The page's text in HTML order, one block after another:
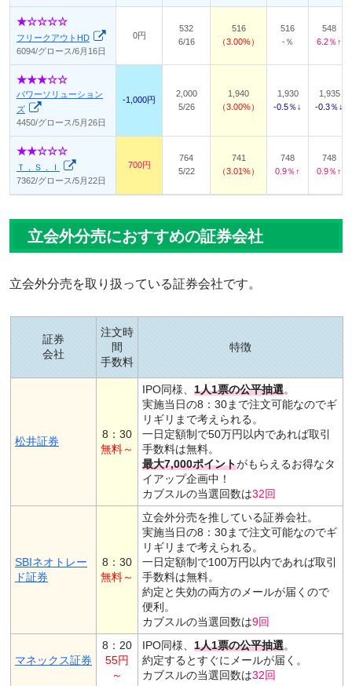
フリークアウトHD
6094/グロース/6月16日
0円
532
6/16
516
3.00%
516
-％
548
6.2％↑
パワーソリューション
ズ
4450/グロース/5月26日
-1,000円
2,000
5/26
1,940
3.00%
1,930
-0.5％↓
1,935
-0.3％↓
Ｔ．Ｓ．Ｉ
7362/グロース/5月22日
700円
764
5/22
741
3.01%
748
0.9％↑
748
0.9％↑
立会外分売におすすめの証券会社
立会外分売を取り扱っている証券会社です。
証券
会社
注文時
間
手数料
特徴
松井証券
8：30
無料～
IPO同様、 1人1票の公平抽選。
実施当日の8：30まで注文可能なのでギ
リギリまで考えられる。
一日定額制で50万円以内であれば取引
手数料は無料。
最大7,000ポイントがもらえるお得なタ
イアップ企画中！
カブスルの当選回数は32回
SBIネオトレー
ド証券
8：30
無料～
立会外分売を推している証券会社。
実施当日の8：30まで注文可能なのでギ
リギリまで考えられる。
一日定額制で100万円以内であれば取引
手数料は無料。
約定と失効の両方のメールが届くので
便利。
カブスルの当選回数は9回
マネックス証券
8：20
55円
～
IPO同様、 1人1票の公平抽選。
約定するとすぐにメールが届く。
カブスルの当選回数は32回